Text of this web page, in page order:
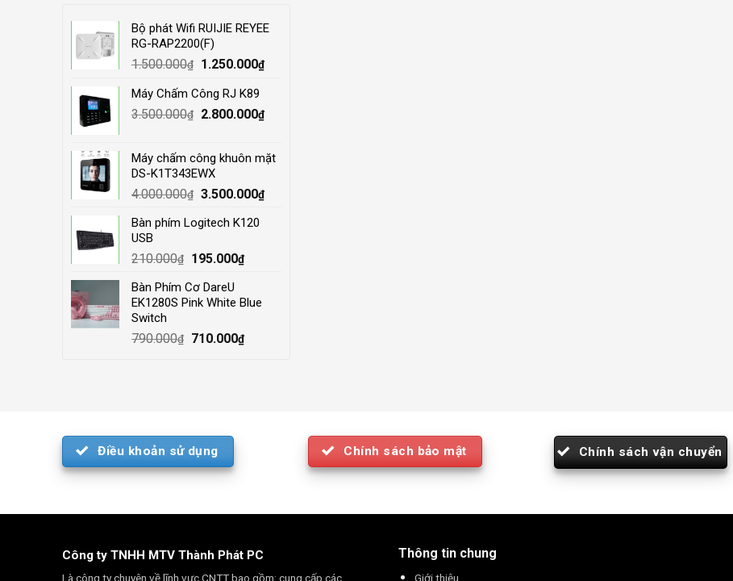
Bộ phát Wifi RUIJIE REYEE
RG-RAP2200(F)
1.500.000₫
Original
was:
1.500.000₫.
1.250.000₫Current
1.250.000₫.
Máy Chấm Công RJ K89
3.500.000₫
Original
3.500.000₫.
2.800.000₫Current
2.800.000₫.
Máy chấm công khuôn mặt
DS-K1T343EWX
4.000.000₫ Original
was:
3.500.000₫Current
Bàn phím Logitech K120
USB
210.000₫
Original
was:
210.000₫.
195.000₫Current
195.000₫.
Bàn Phím Cơ DareU
EK1280S Pink White Blue
Switch
790.000₫
Original
710.000₫Current
Điều khoản sử dụng Chính sách bảo mật Chính sách vận chuyển
Công ty TNHH MTV Thành Phát PC
Là công ty chuyên về lĩnh vực CNTT bao gồm: cung cấp các
Thông tin chung
Giới thiệu